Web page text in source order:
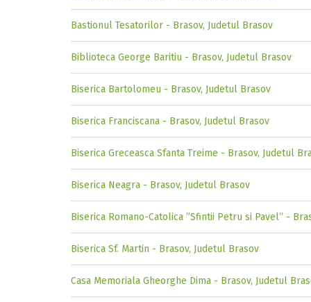
Bastionul Tesatorilor - Brasov, Judetul Brasov
Biblioteca George Baritiu - Brasov, Judetul Brasov
Biserica Bartolomeu - Brasov, Judetul Brasov
Biserica Franciscana - Brasov, Judetul Brasov
Biserica Greceasca Sfanta Treime - Brasov, Judetul
Biserica Neagra - Brasov, Judetul Brasov
Biserica Romano-Catolica ”Sfintii Petru si Pavel” -
Biserica Sf. Martin - Brasov, Judetul Brasov
Casa Memoriala Gheorghe Dima - Brasov, Judetul